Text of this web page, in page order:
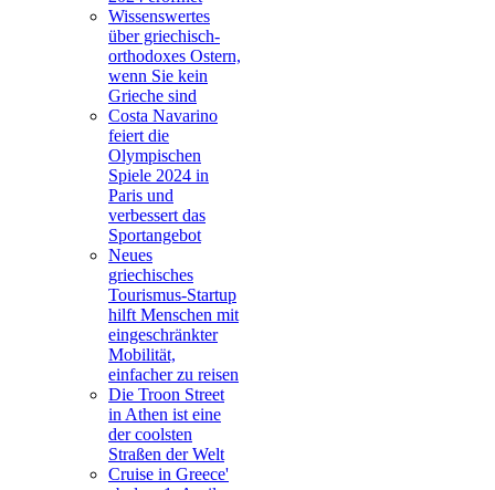
Wissenswertes
über griechisch-
orthodoxes Ostern,
wenn Sie kein
Grieche sind
Costa Navarino
feiert die
Olympischen
Spiele 2024 in
Paris und
verbessert das
Sportangebot
Neues
griechisches
Tourismus-Startup
hilft Menschen mit
eingeschränkter
Mobilität,
einfacher zu reisen
Die Troon Street
in Athen ist eine
der coolsten
Straßen der Welt
Cruise in Greece'